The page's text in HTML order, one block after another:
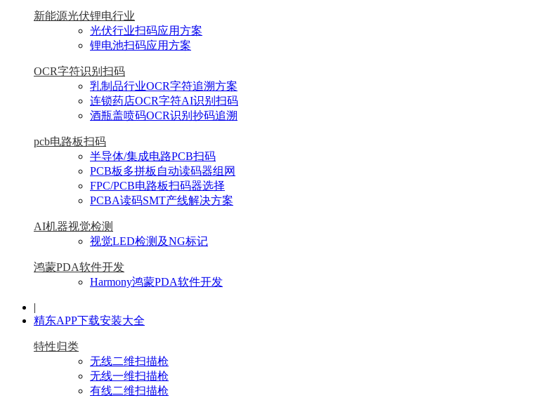
新能源光伏锂电行业
光伏行业扫码应用方案
锂电池扫码应用方案
OCR字符识别扫码
乳制品行业OCR字符追溯方案
连锁药店OCR字符AI识别扫码
酒瓶盖喷码OCR识别抄码追溯
pcb电路板扫码
半导体/集成电路PCB扫码
PCB板多拼板自动读码器组网
FPC/PCB电路板扫码器选择
PCBA读码SMT产线解决方案
AI机器视觉检测
视觉LED检测及NG标记
鸿蒙PDA软件开发
Harmony鸿蒙PDA软件开发
|
精东APP下载安装大全
特性归类
无线二维扫描枪
无线一维扫描枪
有线二维扫描枪